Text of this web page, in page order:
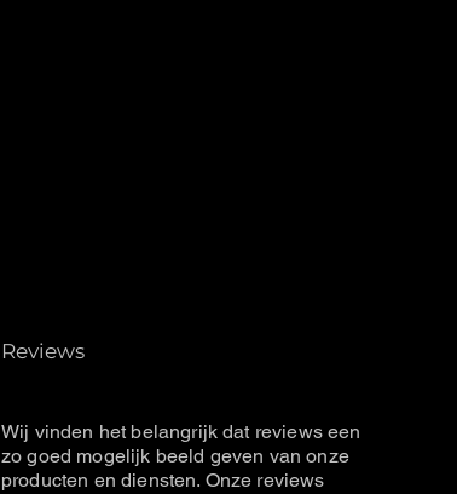
Reviews
Wij vinden het belangrijk dat reviews een
zo goed mogelijk beeld geven van onze
producten en diensten. Onze reviews